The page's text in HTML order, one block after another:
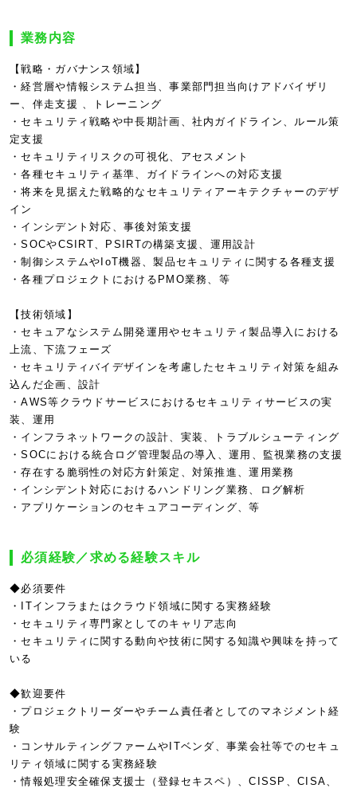
業務内容
【戦略・ガバナンス領域】
・経営層や情報システム担当、事業部門担当向けアドバイザリ
ー、伴走支援 、トレーニング
・セキュリティ戦略や中長期計画、社内ガイドライン、ルール策
定支援
・セキュリティリスクの可視化、アセスメント
・各種セキュリティ基準、ガイドラインへの対応支援
・将来を見据えた戦略的なセキュリティアーキテクチャーのデザ
イン
・インシデント対応、事後対策支援
・SOCやCSIRT、PSIRTの構築支援、運用設計
・制御システムやIoT機器、製品セキュリティに関する各種支援
・各種プロジェクトにおけるPMO業務、等
【技術領域】
・セキュアなシステム開発運用やセキュリティ製品導入における
上流、下流フェーズ
・セキュリティバイデザインを考慮したセキュリティ対策を組み
込んだ企画、設計
・AWS等クラウドサービスにおけるセキュリティサービスの実
装、運用
・インフラネットワークの設計、実装、トラブルシューティング
・SOCにおける統合ログ管理製品の導入、運用、監視業務の支援
・存在する脆弱性の対応方針策定、対策推進、運用業務
・インシデント対応におけるハンドリング業務、ログ解析
・アプリケーションのセキュアコーディング、等
必須経験／求める経験スキル
◆必須要件
・ITインフラまたはクラウド領域に関する実務経験
・セキュリティ専門家としてのキャリア志向
・セキュリティに関する動向や技術に関する知識や興味を持って
いる
◆歓迎要件
・プロジェクトリーダーやチーム責任者としてのマネジメント経
験
・コンサルティングファームやITベンダ、事業会社等でのセキュ
リティ領域に関する実務経験
・情報処理安全確保支援士（登録セキスペ）、CISSP、CISA、